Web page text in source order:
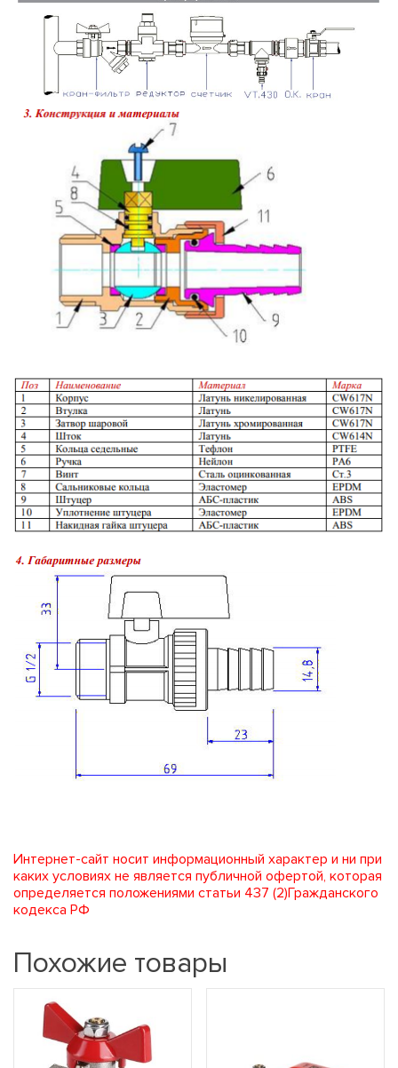
Интернет-сайт носит информационный характер и ни при
каких условиях не является публичной офертой, которая
определяется положениями статьи 437 (2)Гражданского
кодекса РФ
Похожие товары